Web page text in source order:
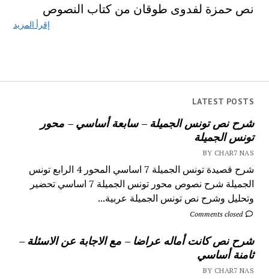
LATEST POSTS
شرح نص تونس الجميلة – سابعة أساسي – محور
تونس الجميلة
BY CHAR7 NAS
شرح قصيدة تونس الجميلة 7 اساسي المحور 4 الرابع تونس
الجميلة شرح نصوص محور تونس الجميلة 7 اساسي تحضير
وتحليل وشرح نص تونس الجميلة عربية...
Comments closed
شرح نص كانت أماله عراضا – مع الاجابة عن الاسئلة –
ثامنة أساسي
BY CHAR7 NAS
نص حمزة لفدوى طوقان من كتاب النصوص
إقرأ المزيد